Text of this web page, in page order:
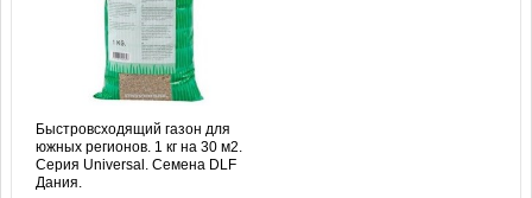
Быстровсходящий газон для
южных регионов. 1 кг на 30 м2.
Серия Universal. Семена DLF
Дания.